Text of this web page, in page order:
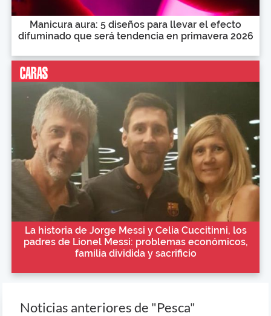
Manicura aura: 5 diseños para llevar el efecto
difuminado que será tendencia en primavera 2026
La historia de Jorge Messi y Celia Cuccitinni, los
padres de Lionel Messi: problemas económicos,
familia dividida y sacrificio
Noticias anteriores de "Pesca"